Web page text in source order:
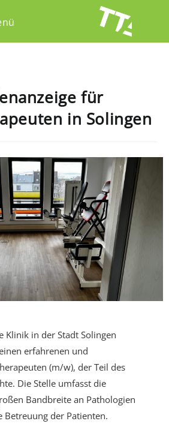
für
in Solingen
Klinik in der Stadt Solingen
erfahrenen und
(m/w), der Teil des
Die Stelle umfasst die
Bandbreite an Pathologien
Betreuung der Patienten.